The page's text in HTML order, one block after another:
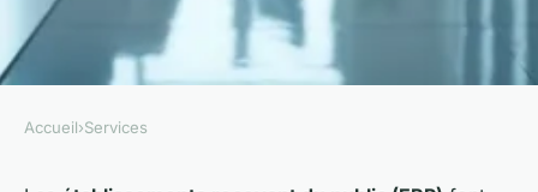
Accueil›Services